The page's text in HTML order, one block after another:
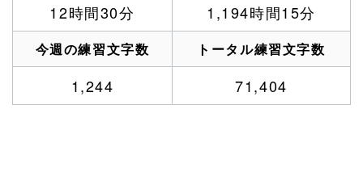
12時間30分 1,194時間15分
今週の練習文字数 トータル練習文字数
1,244 71,404